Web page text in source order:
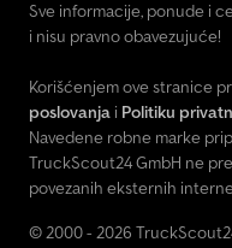
Sve informacije, ponude i
i nisu pravno obavezujuće!
Korišćenjem ove stranice
poslovanja i Politiku
Navedene robne marke
TruckScout24 GmbH ne
povezanih eksternih
© 2000 - 2026